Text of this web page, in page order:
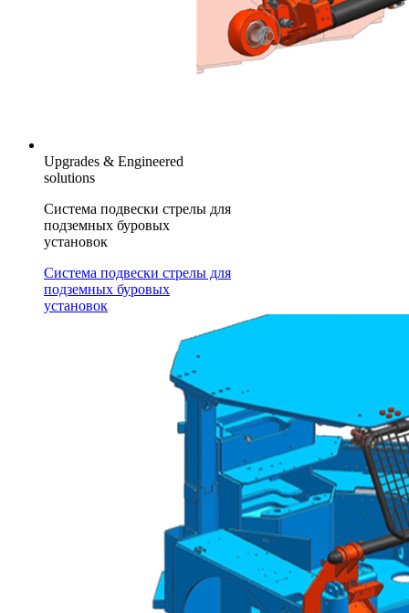
Upgrades & Engineered
solutions
Система подвески стрелы для
подземных буровых
установок
Система подвески стрелы для
подземных буровых
установок